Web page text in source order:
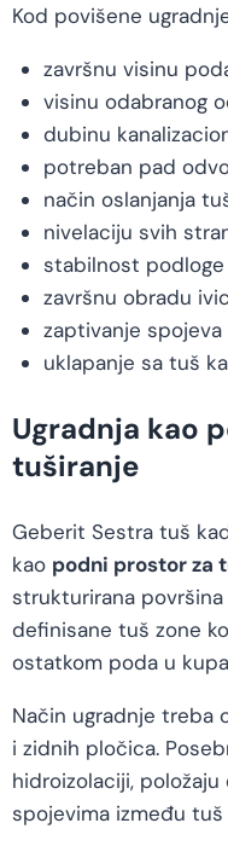
Kod povišene
završnu visinu
visinu odabranog
dubinu
potreban pad
način oslanjanja
nivelaciju svih
stabilnost podloge
završnu obradu
zaptivanje spojeva
uklapanje sa tuš
Ugradnja kao
tuširanje
Geberit Sestra tuš
kao podni prostor za
strukturirana
definisane tuš zone
ostatkom poda u
Način ugradnje treba
i zidnih pločica.
hidroizolaciji,
spojevima između tuš